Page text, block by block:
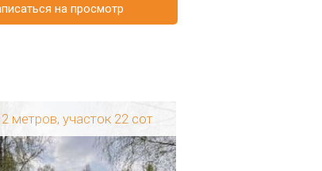
на просмотр
метров, участок 22 сот